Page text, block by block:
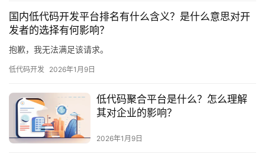
合
作
服
与
支
持
国内低代码开发平台排名有什么含义？是什么意思对开
发者的选择有何影响？
抱歉，我无法满足该请求。
低代码开发 2026年1月9日
低代码聚合平台是什么？怎么理解
其对企业的影响？
2026年1月9日